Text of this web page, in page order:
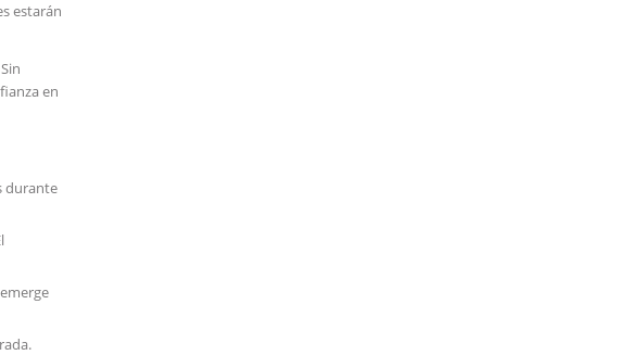
estarán
en
durante